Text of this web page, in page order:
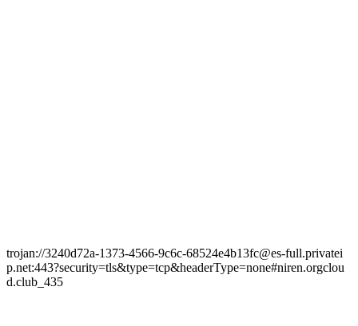
trojan://3240d72a-1373-4566-9c6c-68524e4b13fc@es-full.privatei
p.net:443?security=tls&type=tcp&headerType=none#niren.orgclou
d.club_435